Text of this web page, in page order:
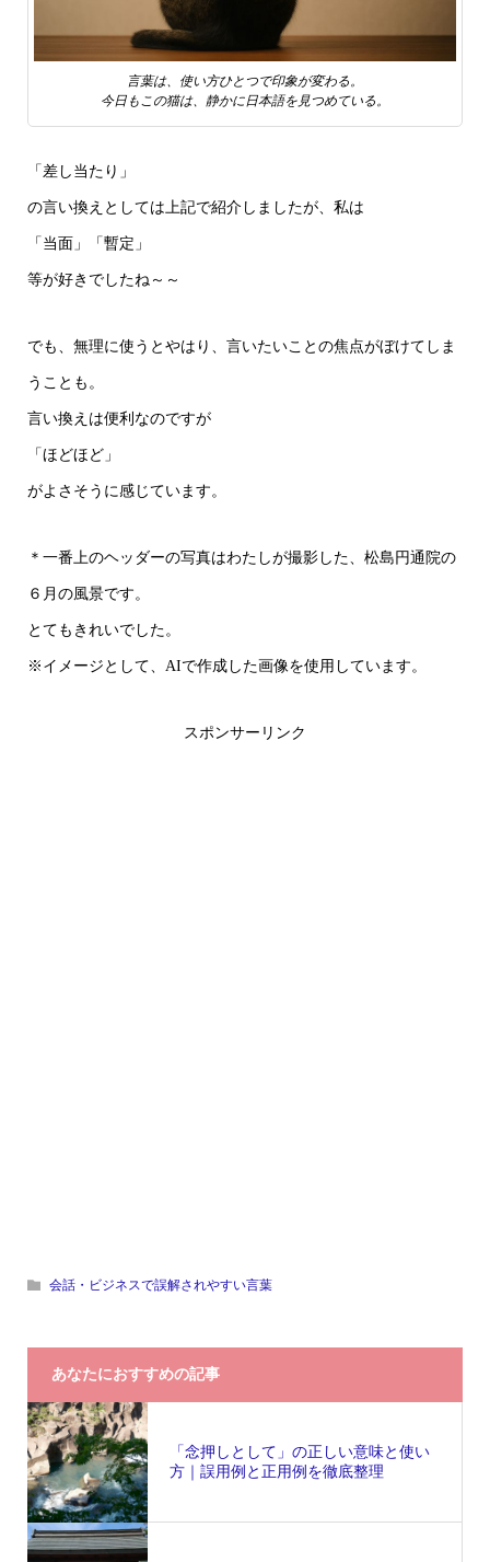
言葉は、使い方ひとつで印象が変わる。
今日もこの猫は、静かに日本語を見つめている。
「差し当たり」
の言い換えとしては上記で紹介しましたが、私は
「当面」「暫定」
等が好きでしたね～～
でも、無理に使うとやはり、言いたいことの焦点がぼけてしま
うことも。
言い換えは便利なのですが
「ほどほど」
がよさそうに感じています。
＊一番上のヘッダーの写真はわたしが撮影した、松島円通院の
６月の風景です。
とてもきれいでした。
※イメージとして、AIで作成した画像を使用しています。
スポンサーリンク
会話・ビジネスで誤解されやすい言葉
あなたにおすすめの記事
「念押しとして」の正しい意味と使い
方｜誤用例と正用例を徹底整理